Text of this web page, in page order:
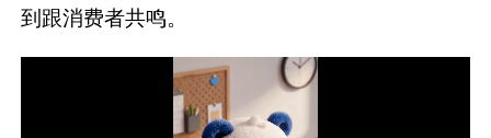
到跟消费者共鸣。